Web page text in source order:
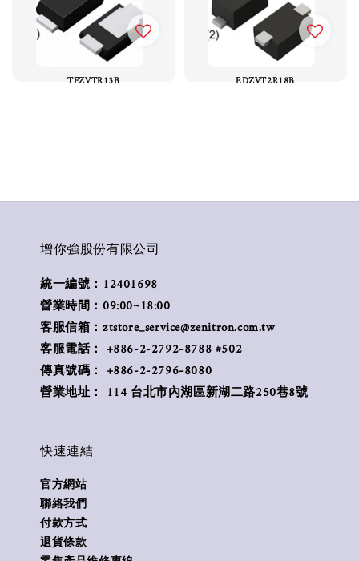
TFZVTR13B EDZVT2R18B
增你強股份有限公司
統一編號：12401698
營業時間：09:00~18:00
客服信箱：ztstore_service@zenitron.com.tw
客服電話： +886-2-2792-8788 #502
傳真號碼： +886-2-2796-8080
營業地址： 114 台北市內湖區新湖二路250巷8號
快速連結
官方網站
聯絡我們
付款方式
退貨條款